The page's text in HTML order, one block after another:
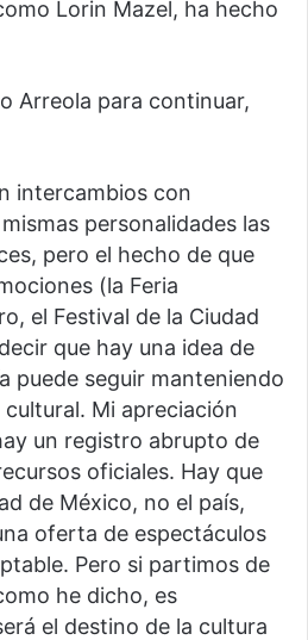
Lorin Mazel, ha hecho
Arreola para continuar,
intercambios con
personalidades las
pero el hecho de que
(la Feria
el Festival de la Ciudad
que hay una idea de
puede seguir manteniendo
Mi apreciación
un registro abrupto de
oficiales. Hay que
de México, no el país,
oferta de espectáculos
Pero si partimos de
he dicho, es
el destino de la cultura